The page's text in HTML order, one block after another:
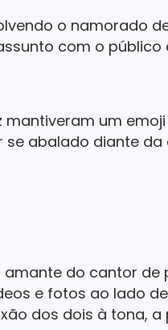
o namorado
com o público
um
abalado diante da
amante do cantor de
e fotos ao lado
dos dois à tona, a